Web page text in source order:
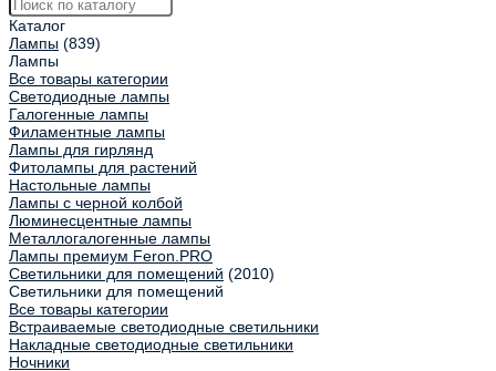
Каталог
Лампы (839)
Лампы
Все товары категории
Светодиодные лампы
Галогенные лампы
Филаментные лампы
Лампы для гирлянд
Фитолампы для растений
Настольные лампы
Лампы с черной колбой
Люминесцентные лампы
Металлогалогенные лампы
Лампы премиум Feron.PRO
Светильники для помещений (2010)
Светильники для помещений
Все товары категории
Встраиваемые светодиодные светильники
Накладные светодиодные светильники
Ночники